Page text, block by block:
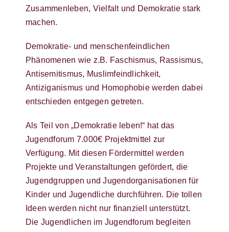
Zusammenleben, Vielfalt und Demokratie stark
machen.
Demokratie- und menschenfeindlichen
Phänomenen wie z.B. Faschismus, Rassismus,
Antisemitismus, Muslimfeindlichkeit,
Antiziganismus und Homophobie werden dabei
entschieden entgegen getreten.
Als Teil von „Demokratie leben!“ hat das
Jugendforum 7.000€ Projektmittel zur
Verfügung. Mit diesen Fördermittel werden
Projekte und Veranstaltungen gefördert, die
Jugendgruppen und Jugendorganisationen für
Kinder und Jugendliche durchführen. Die tollen
Ideen werden nicht nur finanziell unterstützt.
Die Jugendlichen im Jugendforum begleiten